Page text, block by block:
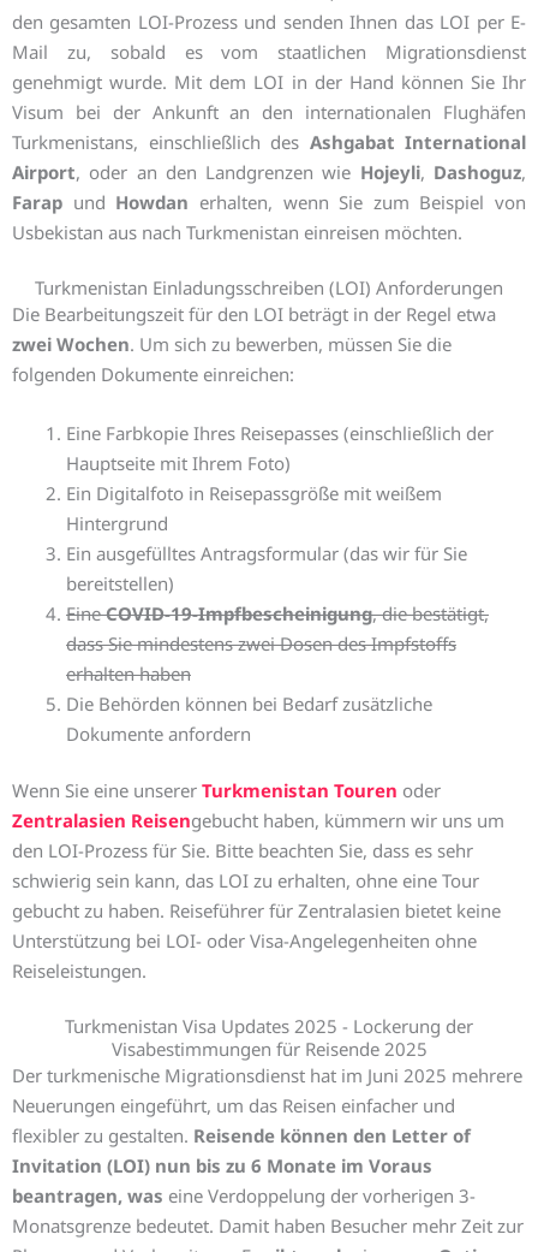
den gesamten LOI-Prozess und senden Ihnen das LOI per E-
Mail zu, sobald es vom staatlichen Migrationsdienst
genehmigt wurde. Mit dem LOI in der Hand können Sie Ihr
Visum bei der Ankunft an den internationalen Flughäfen
Turkmenistans, einschließlich des Ashgabat International
Airport, oder an den Landgrenzen wie Hojeyli, Dashoguz,
Farap und Howdan erhalten, wenn Sie zum Beispiel von
Usbekistan aus nach Turkmenistan einreisen möchten.
Turkmenistan Einladungsschreiben (LOI) Anforderungen
Die Bearbeitungszeit für den LOI beträgt in der Regel etwa
zwei Wochen. Um sich zu bewerben, müssen Sie die
folgenden Dokumente einreichen:
Eine Farbkopie Ihres Reisepasses (einschließlich der
Hauptseite mit Ihrem Foto)
Ein Digitalfoto in Reisepassgröße mit weißem
Hintergrund
Ein ausgefülltes Antragsformular (das wir für Sie
bereitstellen)
EineCOVID-19-Impfbescheinigung, die bestätigt,
dass Sie mindestens zwei Dosen des Impfstoffs
erhalten haben
Die Behörden können bei Bedarf zusätzliche
Dokumente anfordern
Wenn Sie eine unserer Turkmenistan Touren oder
Zentralasien Reisengebucht haben, kümmern wir uns um
den LOI-Prozess für Sie. Bitte beachten Sie, dass es sehr
schwierig sein kann, das LOI zu erhalten, ohne eine Tour
gebucht zu haben. Reiseführer für Zentralasien bietet keine
Unterstützung bei LOI- oder Visa-Angelegenheiten ohne
Reiseleistungen.
Turkmenistan Visa Updates 2025 - Lockerung der
Visabestimmungen für Reisende 2025
Der turkmenische Migrationsdienst hat im Juni 2025 mehrere
Neuerungen eingeführt, um das Reisen einfacher und
flexibler zu gestalten. Reisende können den Letter of
Invitation (LOI) nun bis zu 6 Monate im Voraus
beantragen, was eine Verdoppelung der vorherigen 3-
Monatsgrenze bedeutet. Damit haben Besucher mehr Zeit zur